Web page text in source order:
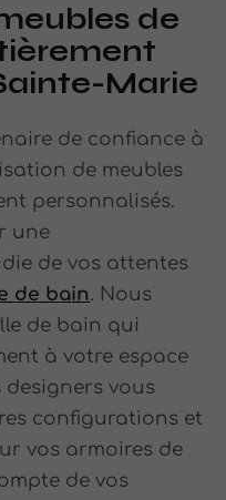
de
Marie
de confiance à
de meubles
personnalisés.
une
de vos attentes
de bain. Nous
de bain qui
à votre espace
designers vous
configurations et
vos armoires de
de vos